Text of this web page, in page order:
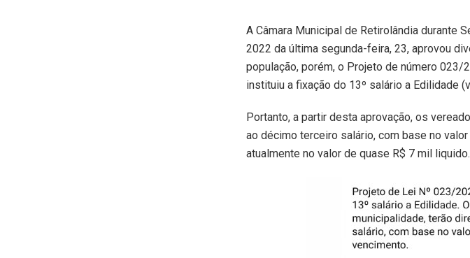
A Câmara Municipal de Retirolândia durante
2022 da última segunda-feira, 23, aprovou
população, porém, o Projeto de número
instituiu a fixação do 13º salário a Edilidade
Portanto, a partir desta aprovação, os
ao décimo terceiro salário, com base no
atualmente no valor de quase R$ 7 mil liquido.